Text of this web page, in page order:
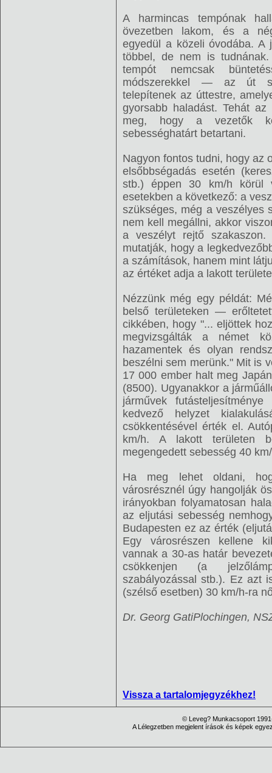
A harmincas tempónak
övezetben lakom, és a
egyedül a közeli óvodába. A
többel, de nem is
tempót nemcsak
módszerekkel — az út
telepítenek az úttestre,
gyorsabb haladást. Tehát
meg, hogy a vezetők
sebességhatárt betartani.
Nagyon fontos tudni, hogy az
elsőbbségadás esetén
stb.) éppen 30 km/h körül
esetekben a következő: a
szükséges, még a veszélyes
nem kell megállni, akkor
a veszélyt rejtő
mutatják, hogy a
a számítások, hanem mint
az értéket adja a lakott
Nézzünk még egy példát:
belső területeken —
cikkében, hogy "... eljöttek
megvizsgálták a német
hazamentek és olyan
beszélni sem merünk." Mit is
17 000 ember halt meg
(8500). Ugyanakkor a
járművek
kedvező helyzet
csökkentésével érték el.
km/h. A lakott területen
megengedett sebesség 40
Ha meg lehet oldani,
városrésznél úgy hangolják
irányokban folyamatosan
az eljutási sebesség
Budapesten ez az érték
Egy városrészen kellene
vannak a 30-as határ
csökkenjen (a
szabályozással stb.). Ez azt
(szélső esetben) 30 km/h-ra
Dr. Georg GatiPlochingen,
Vissza a tartalomjegyzékhez!
© Leveg? Munkacsoport
A Lélegzetben megjelent írások és képek